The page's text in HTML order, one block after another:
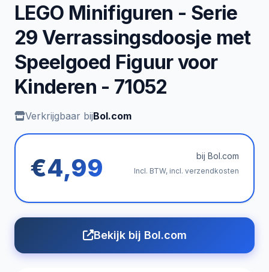
LEGO Minifiguren - Serie
29 Verrassingsdoosje met
Speelgoed Figuur voor
Kinderen - 71052
Verkrijgbaar bijBol.com
€4,99 bij Bol.com
Incl. BTW, incl. verzendkosten
Bekijk bij Bol.com